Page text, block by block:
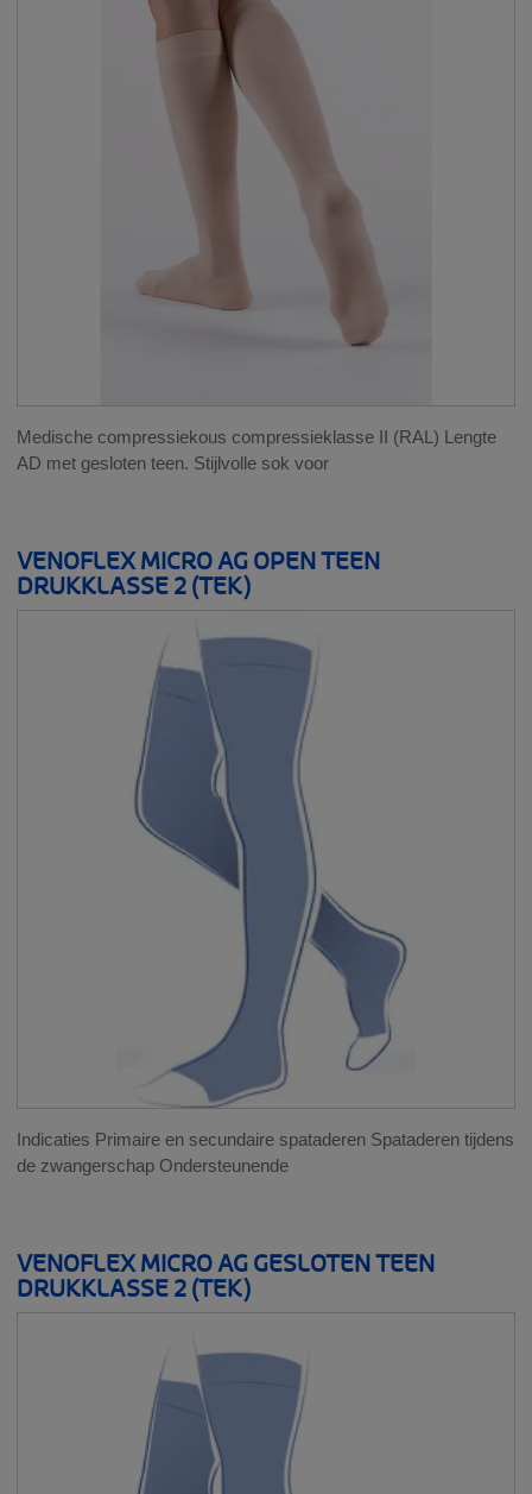
Medische compressiekous compressieklasse II (RAL) Lengte
AD met gesloten teen. Stijlvolle sok voor
VENOFLEX MICRO AG OPEN TEEN
DRUKKLASSE 2 (TEK)
Indicaties Primaire en secundaire spataderen Spataderen tijdens
de zwangerschap Ondersteunende
VENOFLEX MICRO AG GESLOTEN TEEN
DRUKKLASSE 2 (TEK)